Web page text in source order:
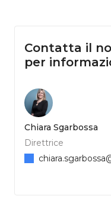
Contatta il
per
Chiara Sgarbossa
Direttrice